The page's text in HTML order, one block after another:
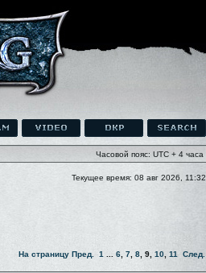
Часовой пояс: UTC + 4 часа
Текущее время: 08 авг 2026, 11:32
На страницу Пред. 1 6 7 8 9 10 11 След.